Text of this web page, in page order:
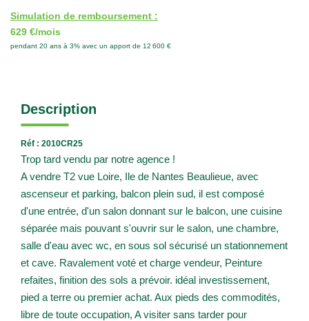
Simulation de remboursement :
629 €/mois
pendant 20 ans à 3% avec un apport de 12 600 €
Description
Réf : 2010CR25
Trop tard vendu par notre agence !
A vendre T2 vue Loire, Ile de Nantes Beaulieue, avec
ascenseur et parking, balcon plein sud, il est composé
d'une entrée, d'un salon donnant sur le balcon, une cuisine
séparée mais pouvant s'ouvrir sur le salon, une chambre,
salle d'eau avec wc, en sous sol sécurisé un stationnement
et cave. Ravalement voté et charge vendeur, Peinture
refaites, finition des sols a prévoir. idéal investissement,
pied a terre ou premier achat. Aux pieds des commodités,
libre de toute occupation, A visiter sans tarder pour